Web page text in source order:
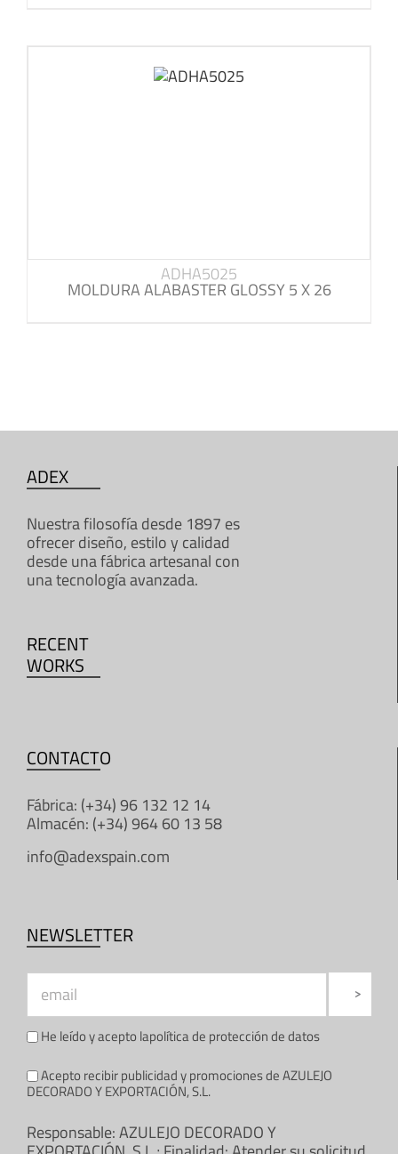
ADHA5025
MOLDURA ALABASTER GLOSSY 5 X 26
ADEX
Nuestra filosofía desde 1897 es
ofrecer diseño, estilo y calidad
desde una fábrica artesanal con
una tecnología avanzada.
RECENT
WORKS
CONTACTO
Fábrica: (+34) 96 132 12 14
Almacén: (+34) 964 60 13 58
info@adexspain.com
NEWSLETTER
He leído y acepto lapolítica de protección de datos
Acepto recibir publicidad y promociones de AZULEJO
DECORADO Y EXPORTACIÓN, S.L.
Responsable: AZULEJO DECORADO Y